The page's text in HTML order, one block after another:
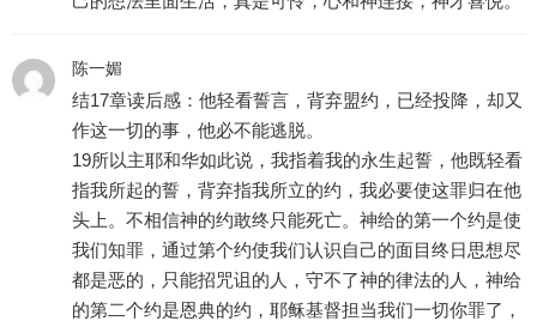
陈一媚
结17章读后感：他轻看誓言，背弃盟约，已经投降，却又
作这一切的事，他必不能逃脱。
19所以主耶和华如此说，我指着我的永生起誓，他既轻看
指我所起的誓，背弃指我所立的约，我必要使这罪归在他
头上。不相信神的约敢终只能死亡。神给的第一个约是使
我们知罪，通过第个约使我们认识自己的面目终日思想尽
都是恶的，只能招咒诅的人，守不了神的律法的人，神给
的第二个约是恩典的约，耶稣基督担当我们一切你罪了，